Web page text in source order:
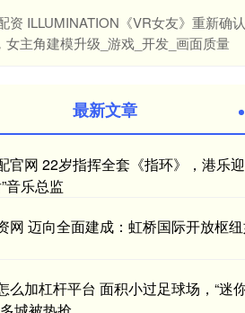
资 ILLUMINATION《VR女友》重新确认
女主角建模升级_游戏_开发_画面质量
最新文章
官网 22岁指挥全套《指环》，港乐迎
音乐总监
网 迈向全面建成：虹桥国际开放枢
么加杠杆平台 面积小过足球场，“迷